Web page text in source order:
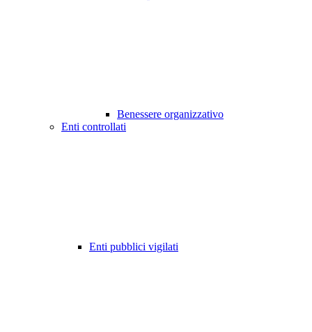
Benessere organizzativo
Enti controllati
Enti pubblici vigilati